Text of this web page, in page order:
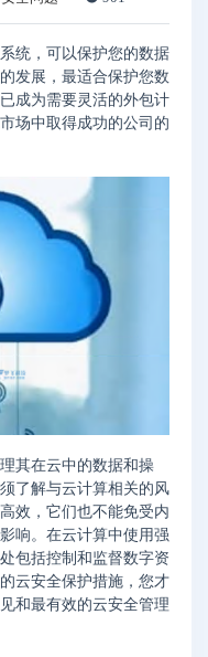
统，可以保护您的数据
发展，最适合保护您数
成为需要灵活的外包计
场中取得成功的公司的
其在云中的数据和操
了解与云计算相关的风
效，它们也不能免受内
响。在云计算中使用强
包括控制和监督数字资
云安全保护措施，您才
和最有效的云安全管理